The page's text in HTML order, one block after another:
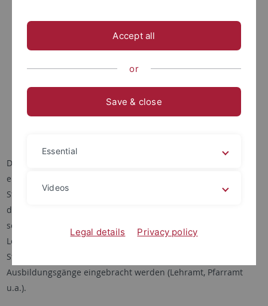
Formen der interreligiösen Kooperation zwischen
katholischen, islamischen und evangelischen
Dialog im Bereich der Religionspädagogik der beiden
Religionen
Religionsbezogene, sozialpädagogische Aufgaben in
Der Forschungsverbund kann sich auf den neu
einzurichtenden Master-Studiengang zu interreligiösen
Studien beziehen, der derzeit von den beiden Fakultäten und
dem Zentrum für Islamische Theologie aufgebaut wird, und
soll dazu forschungsbasierte Grundlagen bieten, die in die
Lehre eingehen können. Darüber hinaus sollen
Studienangebote auch im Bereich der bereits bestehenden
Ausbildungsgänge eingebracht werden (Lehramt, Pfarramt
u.a.).
Accept all
or
Save & close
Essential
Videos
Legal details Privacy policy